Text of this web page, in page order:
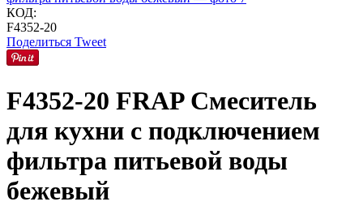
КОД:
F4352-20
Поделиться Tweet
F4352-20 FRAP Смеситель
для кухни с подключением
фильтра питьевой воды
бежевый